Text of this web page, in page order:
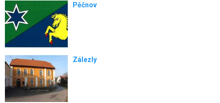
Pěčnov
Zálezly